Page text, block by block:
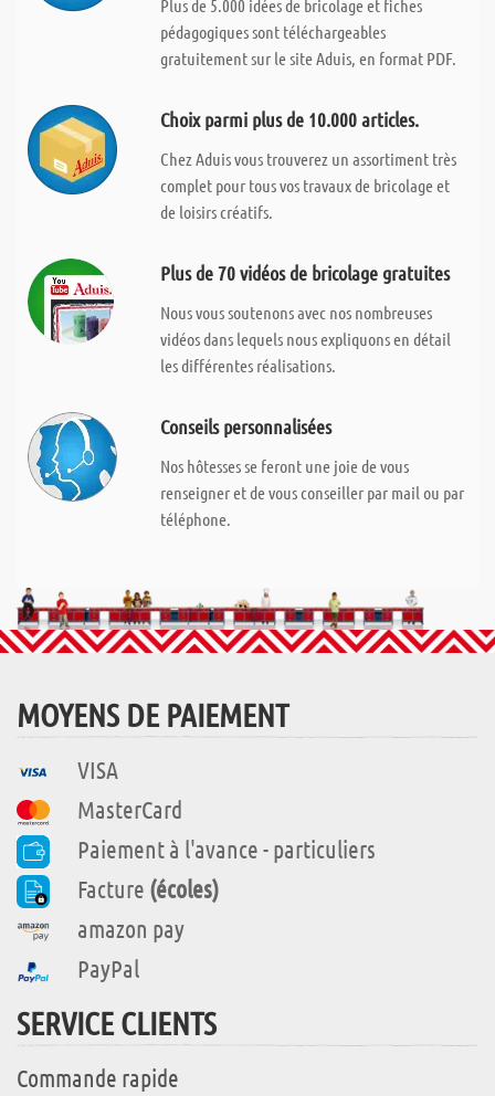
Plus de 5.000 idées de bricolage et fiches
pédagogiques sont téléchargeables
gratuitement sur le site Aduis, en format PDF.
Choix parmi plus de 10.000 articles.
Chez Aduis vous trouverez un assortiment très
complet pour tous vos travaux de bricolage et
de loisirs créatifs.
Plus de 70 vidéos de bricolage gratuites
Nous vous soutenons avec nos nombreuses
vidéos dans lequels nous expliquons en détail
les différentes réalisations.
Conseils personnalisées
Nos hôtesses se feront une joie de vous
renseigner et de vous conseiller par mail ou par
téléphone.
MOYENS DE PAIEMENT
VISA
MasterCard
Paiement à l'avance - particuliers
Facture (écoles)
amazon pay
PayPal
SERVICE CLIENTS
Commande rapide